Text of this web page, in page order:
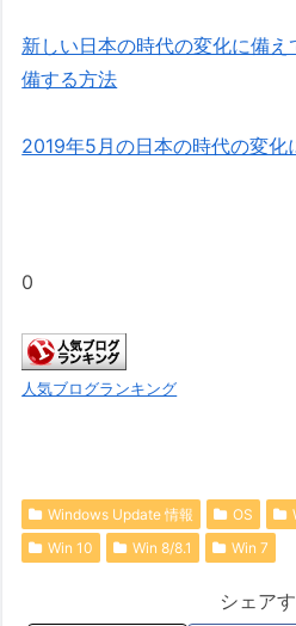
新しい日本の時代の変化に備
備する方法
2019年5月の日本の時代の変化
0
人気ブログランキング
Windows Update 情報 OS
Win 10
Win 8/8.1 Win 7
シェア